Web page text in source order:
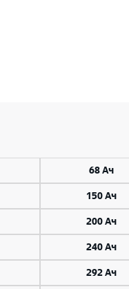
68 Ач
150 Ач
200 Ач
240 Ач
292 Ач